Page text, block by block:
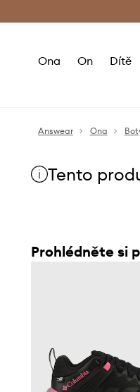
Ona On Dítě
Answear Ona
Tento
Prohlédněte si